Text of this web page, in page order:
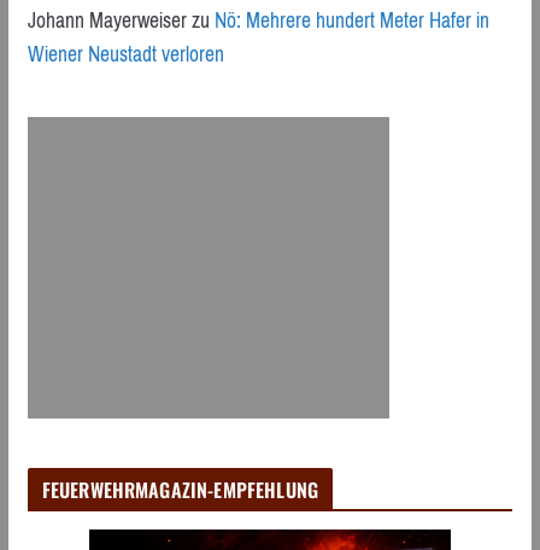
Johann MayerweiserzuNö: Mehrere hundert Meter Hafer in
Wiener Neustadt verloren
FEUERWEHRMAGAZIN-EMPFEHLUNG